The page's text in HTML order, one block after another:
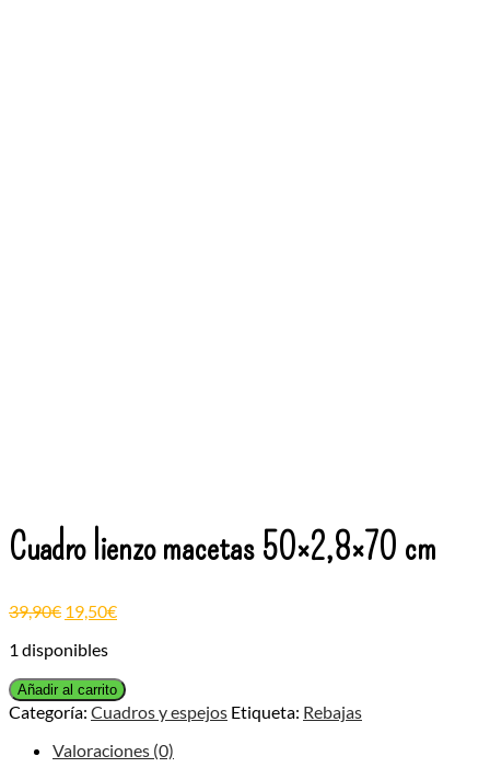
Cuadro lienzo macetas 50×2,8×70 cm
39,90€ 19,50€
1 disponibles
Cuadro
lienzo
macetas
50x2,8x70
Añadir al carrito
Categoría: Cuadros y espejos Etiqueta: Rebajas
Valoraciones (0)